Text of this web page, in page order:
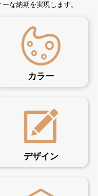
な納期を実現します。
カラー
デザイン